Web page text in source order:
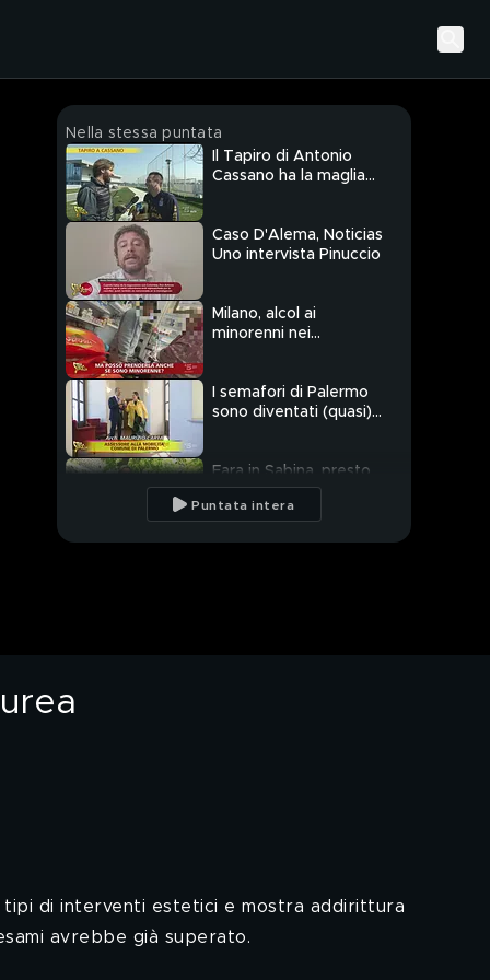
Nella stessa puntata
Il Tapiro di Antonio
Cassano ha la maglia
Caso D'Alema, Noticias
Uno intervista Pinuccio
Milano, alcol ai
minorenni nei
I semafori di Palermo
sono diventati (quasi)
Fara in Sabina, presto
una gara per far
arrivare il metano
ai bambini
Finti siti di recupero
Puntata intera
tipi di interventi estetici e mostra addirittura
avrebbe già superato.